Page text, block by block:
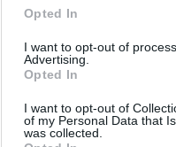
Opted In
I want to opt-out of
Advertising.
Opted In
I want to opt-out of
of my Personal Data that
was collected.